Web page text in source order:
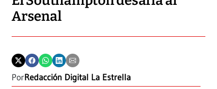
Arsenal
PorRedacción Digital La Estrella